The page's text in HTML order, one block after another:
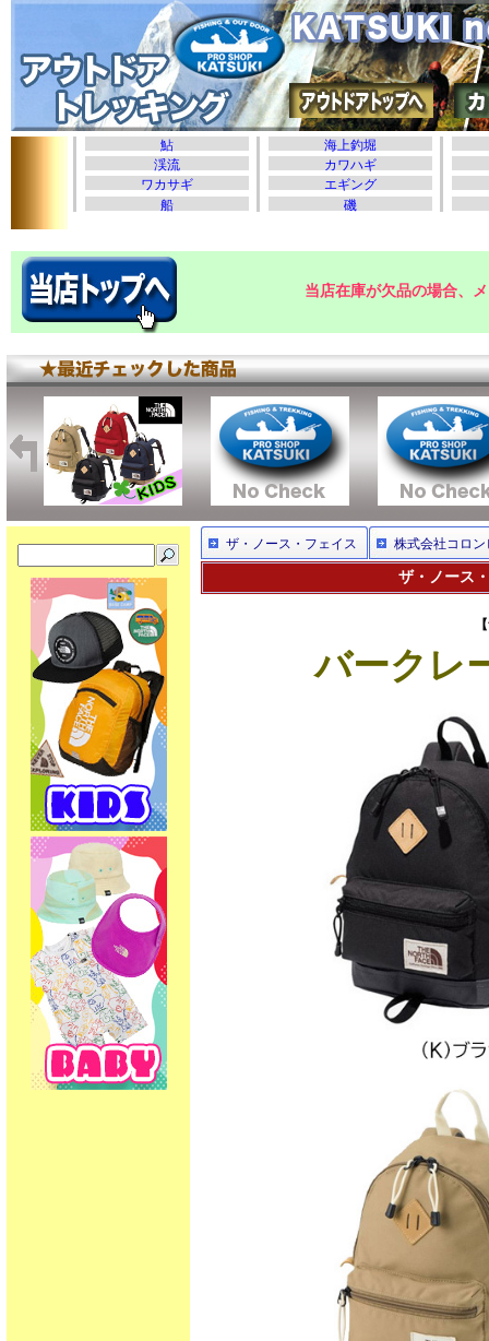
当店在庫が欠品の場合、
ザ・ノース・フェイス 株式会社コロン
ザ・ノース
バークレ